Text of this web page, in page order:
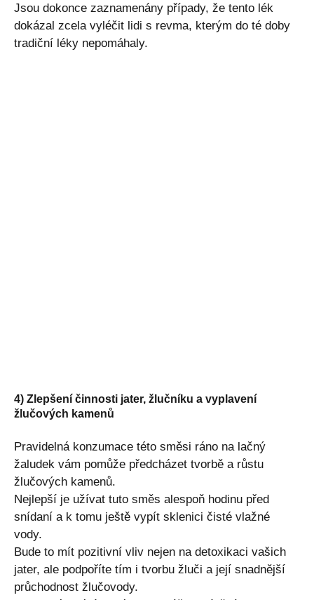
Jsou dokonce zaznamenány případy, že tento lék
dokázal zcela vyléčit lidi s revma, kterým do té doby
tradiční léky nepomáhaly.
4) Zlepšení činnosti jater, žlučníku a vyplavení
žlučových kamenů
Pravidelná konzumace této směsi ráno na lačný
žaludek vám pomůže předcházet tvorbě a růstu
žlučových kamenů.
Nejlepší je užívat tuto směs alespoň hodinu před
snídaní a k tomu ještě vypít sklenici čisté vlažné
vody.
Bude to mít pozitivní vliv nejen na detoxikaci vašich
jater, ale podpoříte tím i tvorbu žluči a její snadnější
průchodnost žlučovody.